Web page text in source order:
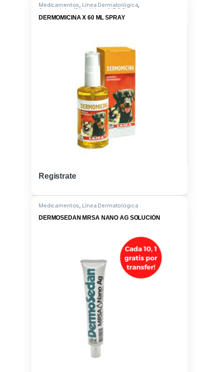
Medicamentos, Línea Dermatológica,
Gentamicina/Difenilhiram/LIDOC
DERMOMICINA X 60 ML SPRAY
Registrate
Medicamentos, Línea Dermatológica
DERMOSEDAN MRSA NANO AG SOLUCIÓN